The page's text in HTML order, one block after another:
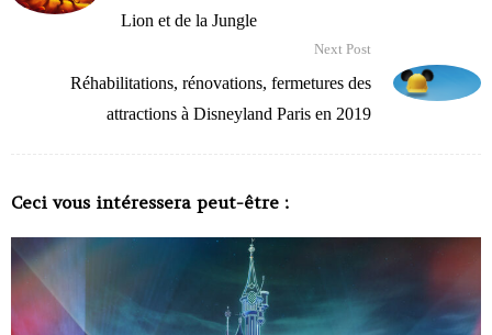
Lion et de la Jungle
Next Post
Réhabilitations, rénovations, fermetures des
attractions à Disneyland Paris en 2019
Ceci vous intéressera peut-être :